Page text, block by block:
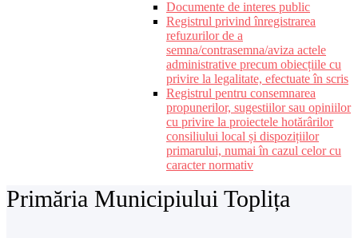
Documente de interes public
Registrul privind înregistrarea
refuzurilor de a
semna/contrasemna/aviza actele
administrative precum obiecțiile cu
privire la legalitate, efectuate în scris
Registrul pentru consemnarea
propunerilor, sugestiilor sau opiniilor
cu privire la proiectele hotărârilor
consiliului local și dispozițiilor
primarului, numai în cazul celor cu
caracter normativ
Primăria Municipiului Toplița